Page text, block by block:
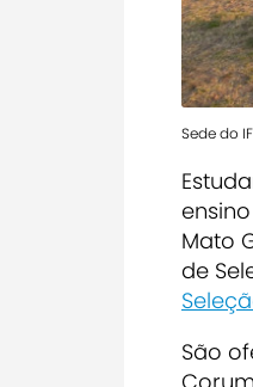
Sede do
Mato
de
São